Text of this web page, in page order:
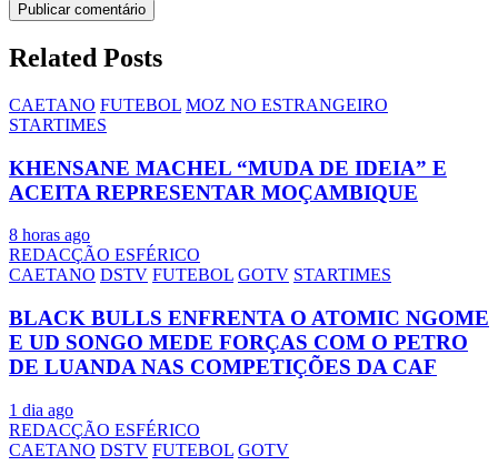
Related Posts
CAETANO FUTEBOL MOZ NO ESTRANGEIRO
STARTIMES
KHENSANE MACHEL “MUDA DE IDEIA” E
ACEITA REPRESENTAR MOÇAMBIQUE
8 horas ago
REDACÇÃO ESFÉRICO
CAETANO DSTV FUTEBOL GOTV STARTIMES
BLACK BULLS ENFRENTA O ATOMIC NGOME
E UD SONGO MEDE FORÇAS COM O PETRO
DE LUANDA NAS COMPETIÇÕES DA CAF
1 dia ago
REDACÇÃO ESFÉRICO
CAETANO DSTV FUTEBOL GOTV